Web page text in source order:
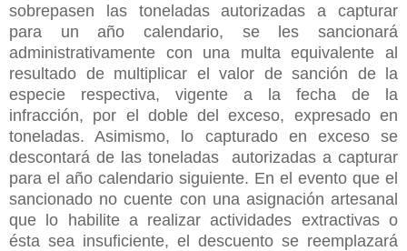
sobrepasen las toneladas autorizadas a capturar
para un año calendario, se les sancionará
administrativamente con una multa equivalente al
resultado de multiplicar el valor de sanción de la
especie respectiva, vigente a la fecha de la
infracción, por el doble del exceso, expresado en
toneladas. Asimismo, lo capturado en exceso se
descontará de las toneladas autorizadas a capturar
para el año calendario siguiente. En el evento que el
sancionado no cuente con una asignación artesanal
que lo habilite a realizar actividades extractivas o
ésta sea insuficiente, el descuento se reemplazará